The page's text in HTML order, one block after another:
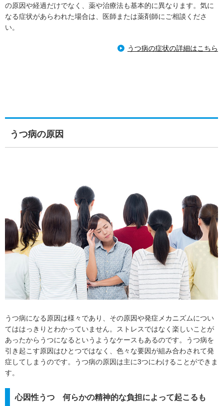
の原因や経過だけでなく、薬や治療法も基本的に異なります。気に
なる症状があらわれた場合は、医師または薬剤師にご相談くださ
い。
うつ病の症状の詳細はこちら
うつ病の原因
うつ病になる原因は様々であり、その原因や発症メカニズムについ
てははっきりとわかっていません。ストレスではなく楽しいことが
あったからうつになるというようなケースもあるのです。うつ病を
引き起こす原因はひとつではなく、色々な要因が組み合わされて発
症してしまうのです。うつ病の原因は主に3つにわけることができま
す。
心因性うつ 何らかの精神的な負担によって起こるも